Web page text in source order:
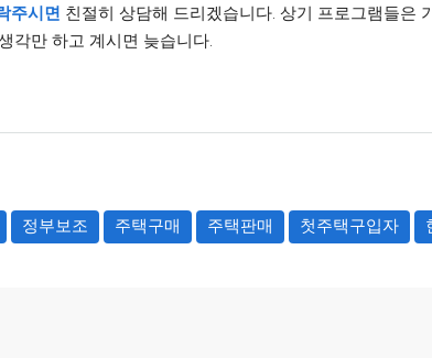
주시면 친절히 상담해 드리겠습니다. 상기 프로그램들은
각만 하고 계시면 늦습니다.
정부보조 주택구매 주택판매 첫주택구입자